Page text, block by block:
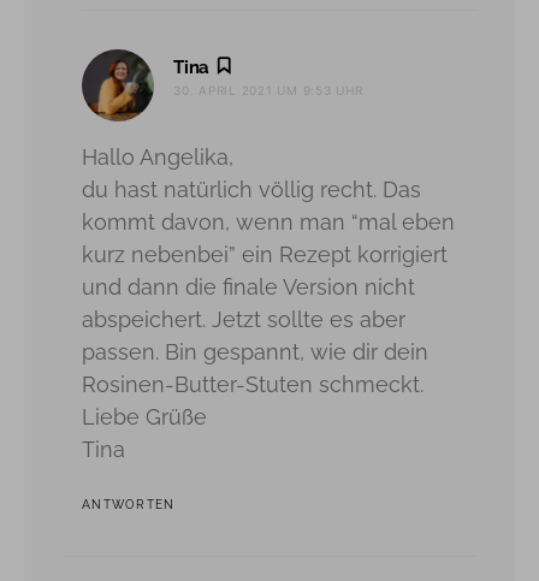
Tina
30. APRIL 2021 UM 9:53 UHR
Hallo Angelika,
du hast natürlich völlig recht. Das
kommt davon, wenn man “mal eben
kurz nebenbei” ein Rezept korrigiert
und dann die finale Version nicht
abspeichert. Jetzt sollte es aber
passen. Bin gespannt, wie dir dein
Rosinen-Butter-Stuten schmeckt.
Liebe Grüße
Tina
ANTWORTEN